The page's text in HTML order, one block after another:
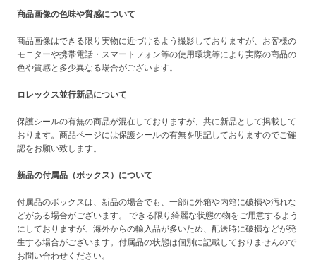
商品画像の色味や質感について
商品画像はできる限り実物に近づけるよう撮影しておりますが、お客様の
モニターや携帯電話・スマートフォン等の使用環境等により実際の商品の
色や質感と多少異なる場合がございます。
ロレックス並行新品について
保護シールの有無の商品が混在しておりますが、共に新品として掲載して
おります。商品ページには保護シールの有無を明記しておりますのでご確
認をお願い致します。
新品の付属品（ボックス）について
付属品のボックスは、新品の場合でも、一部に外箱や内箱に破損や汚れな
どがある場合がございます。 できる限り綺麗な状態の物をご用意するよう
にしておりますが、海外からの輸入品が多いため、配送時に破損などが発
生する場合がございます。付属品の状態は個別に記載しておりませんので
お問い合わせください。